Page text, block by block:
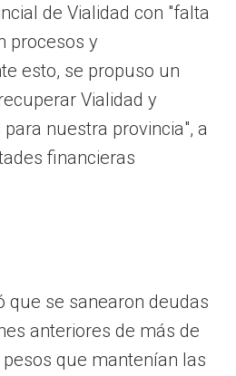
de Vialidad con "falta
procesos y
esto, se propuso un
Vialidad y
nuestra provincia", a
financieras
que se sanearon deudas
anteriores de más de
que mantenían las